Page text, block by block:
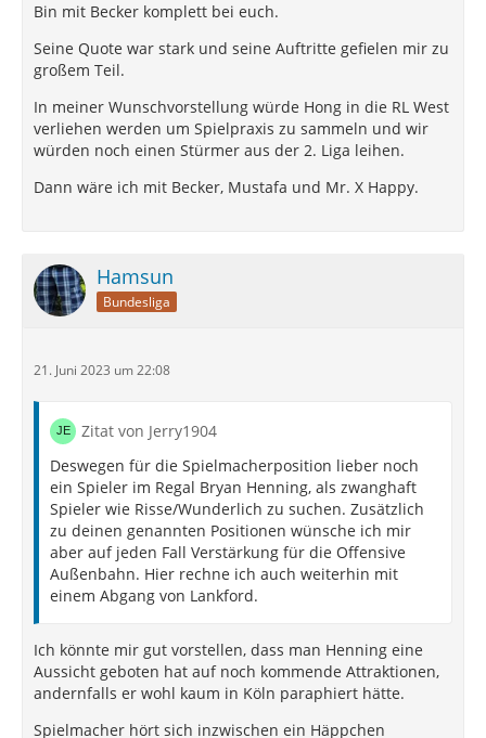
Bin mit Becker komplett bei euch.
Seine Quote war stark und seine Auftritte gefielen mir zu
großem Teil.
In meiner Wunschvorstellung würde Hong in die RL West
verliehen werden um Spielpraxis zu sammeln und wir
würden noch einen Stürmer aus der 2. Liga leihen.
Dann wäre ich mit Becker, Mustafa und Mr. X Happy.
Hamsun
Bundesliga
21. Juni 2023 um 22:08
Zitat von Jerry1904
Deswegen für die Spielmacherposition lieber noch
ein Spieler im Regal Bryan Henning, als zwanghaft
Spieler wie Risse/Wunderlich zu suchen. Zusätzlich
zu deinen genannten Positionen wünsche ich mir
aber auf jeden Fall Verstärkung für die Offensive
Außenbahn. Hier rechne ich auch weiterhin mit
einem Abgang von Lankford.
Ich könnte mir gut vorstellen, dass man Henning eine
Aussicht geboten hat auf noch kommende Attraktionen,
andernfalls er wohl kaum in Köln paraphiert hätte.
Spielmacher hört sich inzwischen ein Häppchen